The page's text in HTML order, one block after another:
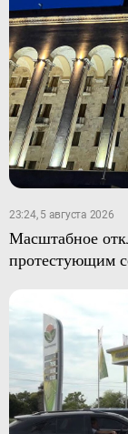
23:24, 5 августа 2026
Масштабное
протестующим